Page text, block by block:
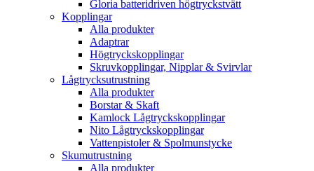
Gloria batteridriven högtryckstvätt
Kopplingar
Alla produkter
Adaptrar
Högtryckskopplingar
Skruvkopplingar, Nipplar & Svirvlar
Lågtrycksutrustning
Alla produkter
Borstar & Skaft
Kamlock Lågtryckskopplingar
Nito Lågtryckskopplingar
Vattenpistoler & Spolmunstycke
Skumutrustning
Alla produkter